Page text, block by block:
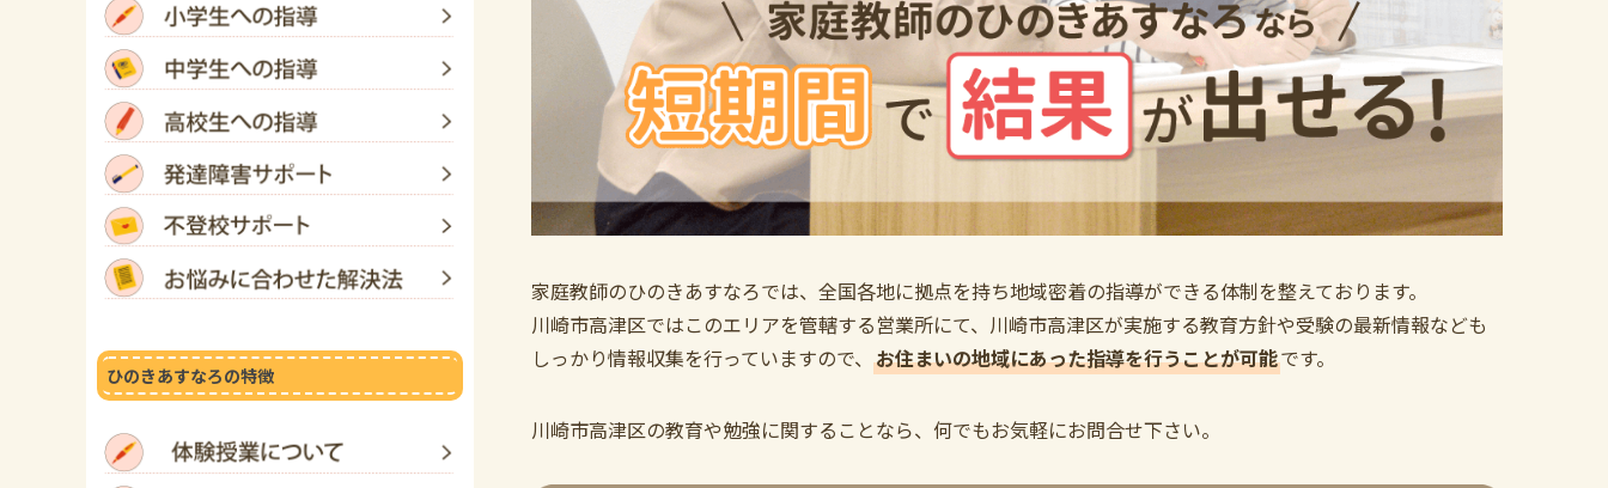
家庭教師のひのきあすなろでは、全国各地に拠点を持ち地域密着の指導ができる体制を整えております。
川崎市高津区ではこのエリアを管轄する営業所にて、川崎市高津区が実施する教育方針や受験の最新情報なども
しっかり情報収集を行っていますので、 お住まいの地域にあった指導を行うことが可能です。
川崎市高津区の教育や勉強に関することなら、何でもお気軽にお問合せ下さい。
ひのきあすなろの特徴